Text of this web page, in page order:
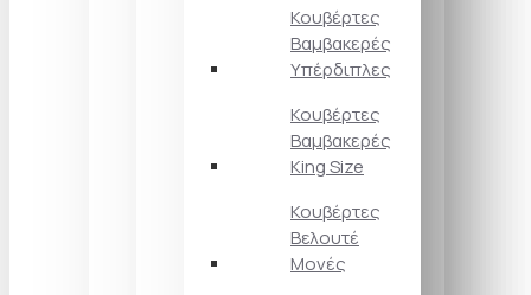
Κουβέρτες
Βαμβακερές
Υπέρδιπλες
Κουβέρτες
Βαμβακερές
King Size
Κουβέρτες
Βελουτέ
Μονές